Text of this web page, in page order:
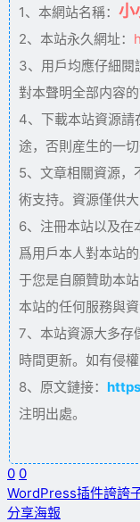
1、本網站名稱： 小
2、本站永久網址：
3、用戶均應仔細閱
對本聲明全部内容的
4、下載本站資源請
途，否則産生的一切
5、文章相關資源，
術支持。資源僅供大
6、注冊本站以及在
爲用戶本人對本站
于您是自願贊助本
本站的任何服務與資
7、本站資源大多存
時間更新。如有侵
8、原文鏈接：
注明出處。
0 0
WordPress插件誇誇
分享海報